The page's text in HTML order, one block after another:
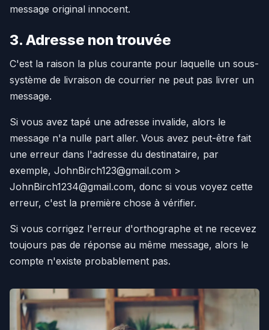
message original innocent.
3. Adresse non trouvée
C'est la raison la plus courante pour laquelle un sous-
système de livraison de courrier ne peut pas livrer un
message.
Si vous avez tapé une adresse invalide, alors le
message n'a nulle part aller. Vous avez peut-être fait
une erreur dans l'adresse du destinataire, par
exemple, JohnBirch123@gmail.com >
JohnBirch1234@gmail.com, donc si vous voyez cette
erreur, c'est la première chose à vérifier.
Si vous corrigez l'erreur d'orthographe et ne recevez
toujours pas de réponse au même message, alors le
compte n'existe probablement pas.